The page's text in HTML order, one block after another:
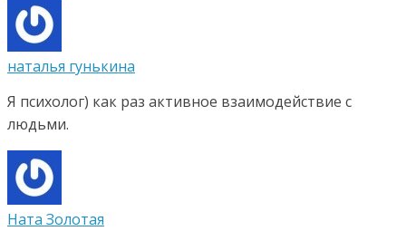
наталья гунькина
Я психолог) как раз активное взаимодействие с
людьми.
Ната Золотая